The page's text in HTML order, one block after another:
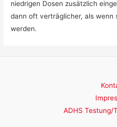
niedrigen Dosen zusätzlich
dann oft verträglicher, als wenn
werden.
ADHS Testung/